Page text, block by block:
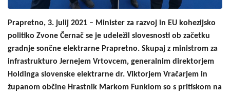
Prapretno, 3. julij 2021 – Minister za razvoj in EU kohezijsko
politiko Zvone Černač se je udeležil slovesnosti ob začetku
gradnje sončne elektrarne Prapretno. Skupaj z ministrom za
infrastrukturo Jernejem Vrtovcem, generalnim direktorjem
Holdinga slovenske elektrarne dr. Viktorjem Vračarjem in
županom občine Hrastnik Markom Funklom so s pritiskom na